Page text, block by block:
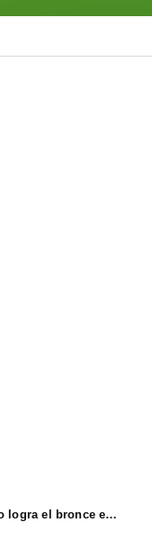
Juan Carlos González revalida el triunfo en el XXII Tramo de Tierra Cierru Los Pinos de Posada de Llanera